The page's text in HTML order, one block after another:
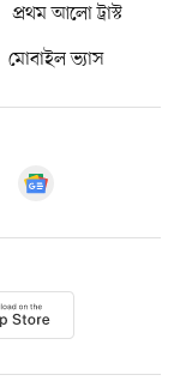
প্রথম আলো ট্রাস্ট
মোবাইল ভ্যাস